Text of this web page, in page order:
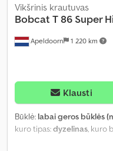
Apeldoorn 1 220 km
Vikšrinis krautuvas
Bobcat T 86 Super
Klausti
Būklė: labai geros būklės
kuro tipas:dyzelinas , kuro
,